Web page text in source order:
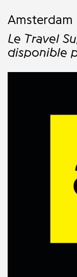
Amsterdam
Le Travel
disponible